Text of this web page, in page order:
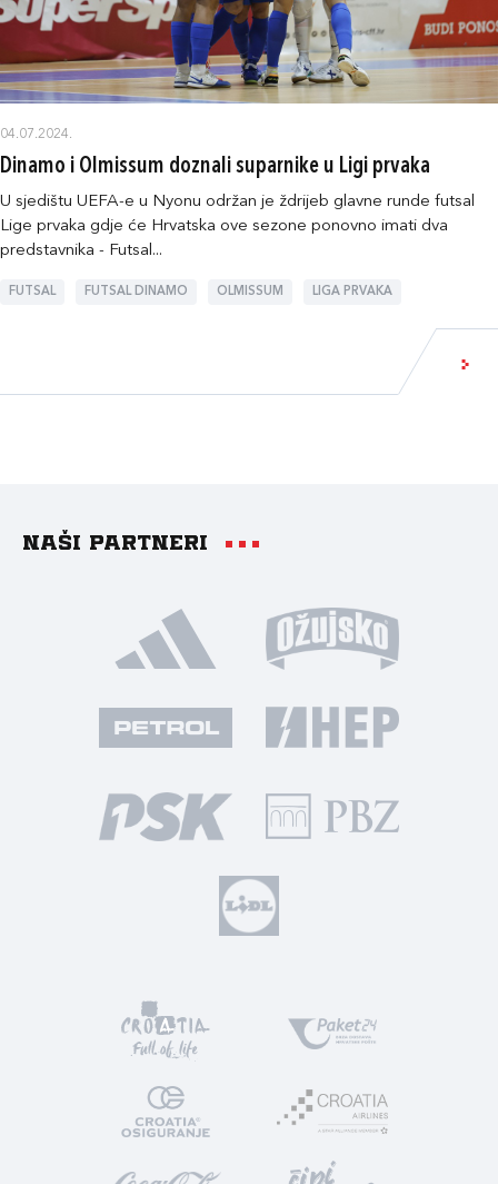
04.07.2024.
Dinamo i Olmissum doznali suparnike u Ligi prvaka
U sjedištu UEFA-e u Nyonu održan je ždrijeb glavne runde futsal
Lige prvaka gdje će Hrvatska ove sezone ponovno imati dva
predstavnika - Futsal...
FUTSAL FUTSAL DINAMO OLMISSUM LIGA PRVAKA
Naši partneri